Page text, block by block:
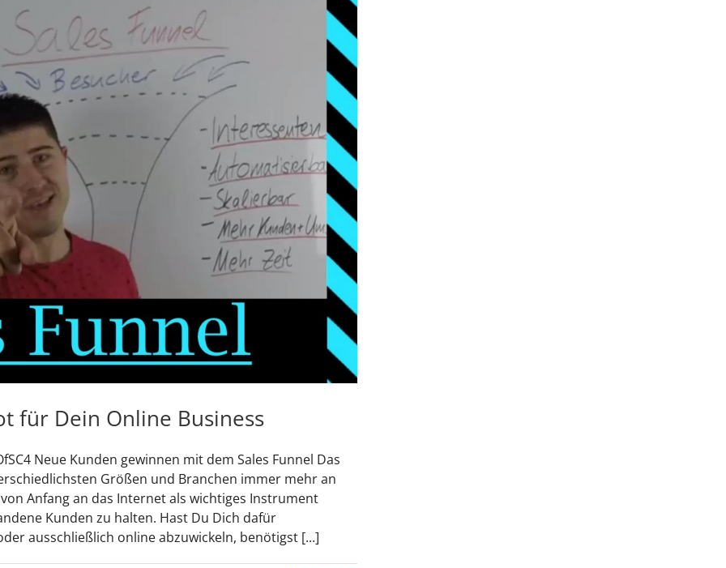
für Dein Online Business
Neue Kunden gewinnen mit dem Sales Funnel Das
Größen und Branchen immer mehr an
Anfang an das Internet als wichtiges Instrument
Kunden zu halten. Hast Du Dich dafür
ausschließlich online abzuwickeln, benötigst [...]